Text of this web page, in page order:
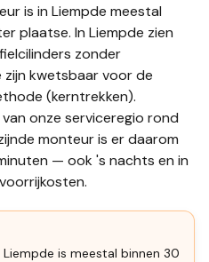
is in Liempde meestal
plaatse. In Liempde zien
zonder
zijn kwetsbaar voor de
(kerntrekken).
onze serviceregio rond
monteur is er daarom
— ook 's nachts en in
is meestal binnen 30